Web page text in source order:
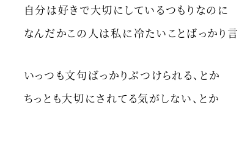
自分は好きで大切にしているつもりなのに
なんだかこの人は私に冷たいことばっかり言
いっつも文句ばっかりぶつけられる、とか
ちっとも大切にされてる気がしない、とか